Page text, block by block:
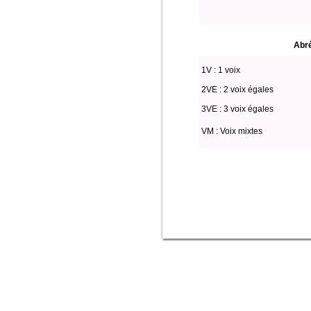
1V : 1 voix
2VE : 2 voix égales
3VE : 3 voix égales
VM : Voix mixtes